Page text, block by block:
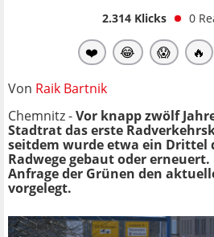
2.314Klicks 0
❤️ 😂 😱 🔥
Von Raik Bartnik
Chemnitz -Vor knapp zwölf
Stadtrat das erste
seitdem wurde etwa ein Drittel
Radwege gebaut oder
Anfrage der Grünen den
vorgelegt.